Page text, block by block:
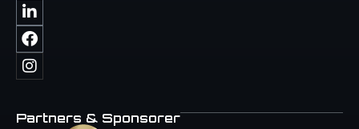
Partners & Sponsorer